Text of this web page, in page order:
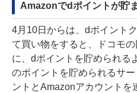
Amazonでdポイントが貯
4月10日からは、dポイント
て買い物をすると、ドコモ
に、dポイントを貯められる
のポイントを貯められるサ
ントとAmazonアカウントを